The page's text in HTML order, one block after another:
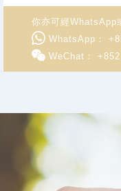
你亦可經WhatsApp
WhatsApp：
WeChat：